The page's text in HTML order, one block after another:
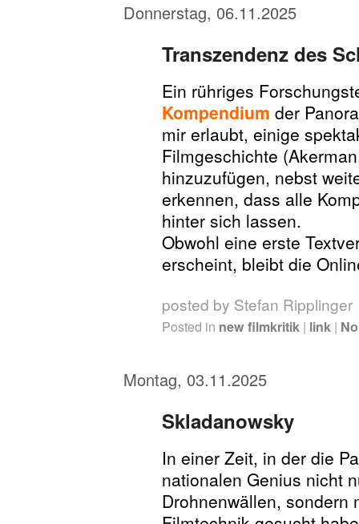
Donnerstag, 06.11.2025
Transzendenz des
Ein rühriges
Kompendium der
mir erlaubt, einige
Filmgeschichte
hinzuzufügen, nebst
erkennen, dass alle
hinter sich lassen.
Obwohl eine erste
erscheint, bleibt die
posted by Stefan Ripplinger
Posted in new filmkritik | link |
Montag, 03.11.2025
Skladanowsky
In einer Zeit, in der die
nationalen Genius nicht
Drohnenwällen, sondern